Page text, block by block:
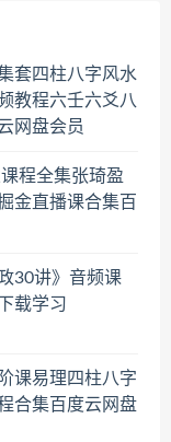
套四柱八字风水
教程六壬六爻八
网盘会员
程全集张琦盈
金直播课合集百
30讲》音频课
载学习
课易理四柱八字
合集百度云网盘